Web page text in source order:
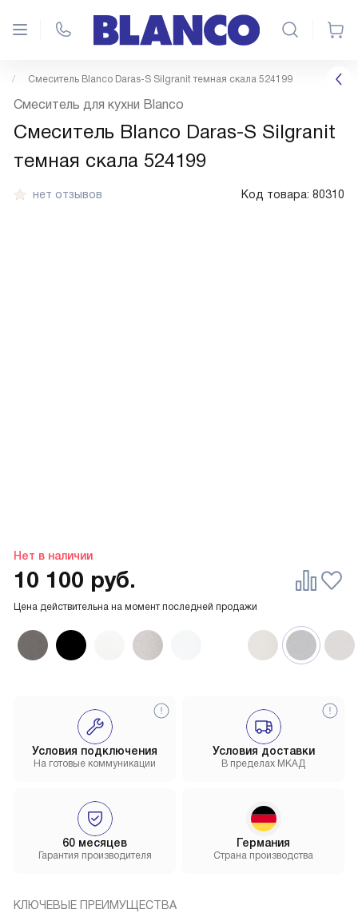
Смеситель Blanco Daras-S Silgranit темная скала 524199
нет отзывов Код товара: 80310
Нет в наличии
Смеситель для кухни Blanco
Смеситель Blanco Daras-S Silgranit
темная скала 524199
Цена действительна на момент последней продажи
10 100 руб.
Условия доставки
В пределах МКАД
60 месяцев
Гарантия производителя
Условия подключения
На готовые коммуникации
Германия
Страна производства
КЛЮЧЕВЫЕ ПРЕИМУЩЕСТВА